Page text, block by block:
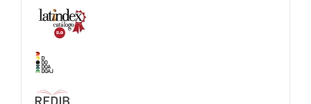
Indexaciones